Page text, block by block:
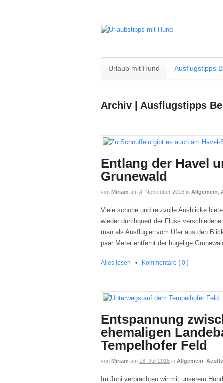
Urlaub mit Hund Ausflugstipps
Archiv | Ausflugstipps
Entlang der Havel
Grunewald
von Miriam am 4. November 2016 in Allgemein
Viele schöne und reizvolle Ausblicke
wieder durchquert der Fluss
man als Ausflügler vom Ufer aus den
paar Meter entfernt der hügelige
Alles lesen • Kommentare { 0 }
Entspannung
ehemaligen
Tempelhofer Feld
von Miriam am 18. Juli 2016 in Allgemein
Im Juni verbrachten wir mit unserem